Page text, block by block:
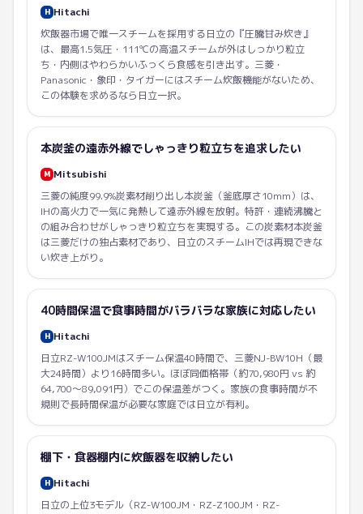
H Hitachi
炊飯器市場で唯一スチームを採用する日立の『圧騰甘み炊き』
は、最高1.5気圧・111℃の高温スチームが外はしっかり粒立
ち・内側はやわらかいふっくら食感を引き出す。三菱・
Panasonic・象印・タイガーにはスチーム炊飯機能がないため、
この体験を求めるなら日立一択。
本炭釜の遠赤外線でしゃっきり粒立ちを追求したい
M Mitsubishi
三菱の純度99.9%炭素材削り出し本炭釜（釜底厚さ10mm）は、
IHの高火力で一気に発熱して遠赤外線を放射。特許・連続沸騰と
の組み合わせがしゃっきり粒立ちを実現する。この炭素材本炭釜
は三菱だけの独占素材であり、日立のスチームIHでは再現できな
い炊き上がり。
40時間保温で食事時間がバラバラな家族に対応したい
H Hitachi
日立RZ-W100JMはスチーム保温40時間で、三菱NJ-BW10H（最
大24時間）より16時間多い。ほぼ同価格帯（約70,980円 vs 約
64,700〜89,091円）でこの保温差がつく。家族の食事時間が不
規則で長時間保温が必要な家庭では日立が有利。
棚下・食器棚内に炊飯器を収納したい
H Hitachi
日立の上位3モデル（RZ-W100JM・RZ-Z100JM・RZ-